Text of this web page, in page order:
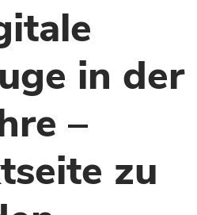
in der
–
zu